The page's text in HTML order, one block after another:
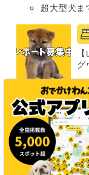
超大型犬ま
グ
グランピン
同室宿泊OK
部屋食プラ
プライベー
超大型犬ま